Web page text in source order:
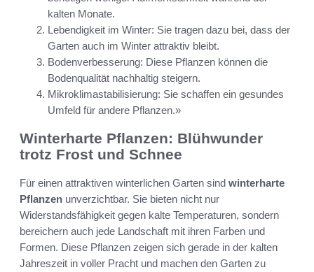
kalten Monate.
Lebendigkeit im Winter: Sie tragen dazu bei, dass der
Garten auch im Winter attraktiv bleibt.
Bodenverbesserung: Diese Pflanzen können die
Bodenqualität nachhaltig steigern.
Mikroklimastabilisierung: Sie schaffen ein gesundes
Umfeld für andere Pflanzen.»
Winterharte Pflanzen: Blühwunder
trotz Frost und Schnee
Für einen attraktiven winterlichen Garten sind winterharte
Pflanzen unverzichtbar. Sie bieten nicht nur
Widerstandsfähigkeit gegen kalte Temperaturen, sondern
bereichern auch jede Landschaft mit ihren Farben und
Formen. Diese Pflanzen zeigen sich gerade in der kalten
Jahreszeit in voller Pracht und machen den Garten zu